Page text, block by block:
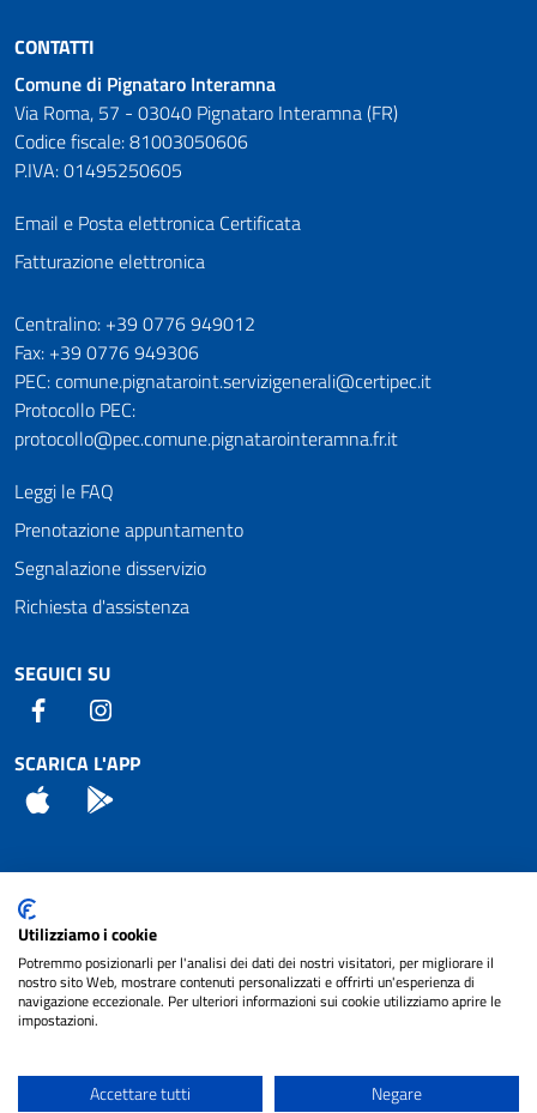
CONTATTI
Comune di Pignataro Interamna
Via Roma, 57 - 03040 Pignataro Interamna (FR)
Codice fiscale: 81003050606
P.IVA: 01495250605
Email e Posta elettronica Certificata
Fatturazione elettronica
Numeri utili
Centralino: +39 0776 949012
Fax: +39 0776 949306
PEC: comune.pignataroint.servizigenerali@certipec.it
Protocollo PEC:
protocollo@pec.comune.pignatarointeramna.fr.it
Leggi le FAQ
Prenotazione appuntamento
Segnalazione disservizio
Richiesta d'assistenza
SEGUICI SU
Facebook
SCARICA L'APP
App Store
Attuazione Misure PNRR
Piano di miglioramento del sito
Note legali
cura diNET SMART
Utilizziamo i cookie
Potremmo posizionarli per l'analisi dei dati dei nostri visitatori, per migliorare il
nostro sito Web, mostrare contenuti personalizzati e offrirti un'esperienza di
navigazione eccezionale. Per ulteriori informazioni sui cookie utilizziamo aprire le
impostazioni.
Accettare tutti Negare